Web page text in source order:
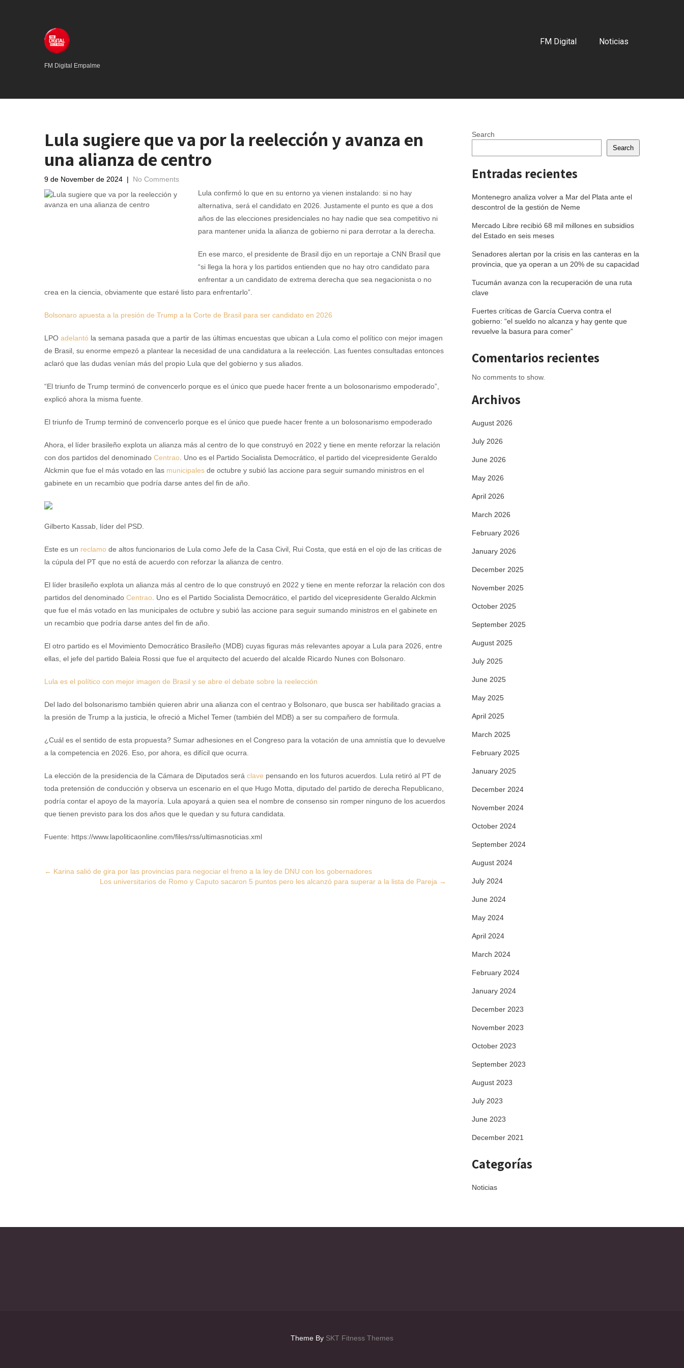
FM Digital Empalme
FM Digital Noticias
Lula sugiere que va por la reelección y avanza en
una alianza de centro
9 de November de 2024 | No Comments
Lula confirmó lo que en su entorno ya vienen instalando: si no hay
alternativa, será el candidato en 2026. Justamente el punto es que a dos
años de las elecciones presidenciales no hay nadie que sea competitivo ni
para mantener unida la alianza de gobierno ni para derrotar a la derecha.
En ese marco, el presidente de Brasil dijo en un reportaje a CNN Brasil que
“si llega la hora y los partidos entienden que no hay otro candidato para
enfrentar a un candidato de extrema derecha que sea negacionista o no
crea en la ciencia, obviamente que estaré listo para enfrentarlo”.
Bolsonaro apuesta a la presión de Trump a la Corte de Brasil para ser candidato en 2026
LPO adelantó la semana pasada que a partir de las últimas encuestas que ubican a Lula como el político con mejor imagen
de Brasil, su enorme empezó a plantear la necesidad de una candidatura a la reelección. Las fuentes consultadas entonces
aclaró que las dudas venían más del propio Lula que del gobierno y sus aliados.
“El triunfo de Trump terminó de convencerlo porque es el único que puede hacer frente a un bolosonarismo empoderado”,
explicó ahora la misma fuente.
El triunfo de Trump terminó de convencerlo porque es el único que puede hacer frente a un bolosonarismo empoderado
Ahora, el líder brasileño explota un alianza más al centro de lo que construyó en 2022 y tiene en mente reforzar la relación
con dos partidos del denominado Centrao . Uno es el Partido Socialista Democrático, el partido del vicepresidente Geraldo
Alckmin que fue el más votado en las municipales de octubre y subió las accione para seguir sumando ministros en el
gabinete en un recambio que podría darse antes del fin de año.
Gilberto Kassab, líder del PSD.
Este es un reclamo de altos funcionarios de Lula como Jefe de la Casa Civil, Rui Costa, que está en el ojo de las criticas de
la cúpula del PT que no está de acuerdo con reforzar la alianza de centro.
El líder brasileño explota un alianza más al centro de lo que construyó en 2022 y tiene en mente reforzar la relación con dos
partidos del denominado Centrao . Uno es el Partido Socialista Democrático, el partido del vicepresidente Geraldo Alckmin
que fue el más votado en las municipales de octubre y subió las accione para seguir sumando ministros en el gabinete en
un recambio que podría darse antes del fin de año.
El otro partido es el Movimiento Democrático Brasileño (MDB) cuyas figuras más relevantes apoyar a Lula para 2026, entre
ellas, el jefe del partido Baleia Rossi que fue el arquitecto del acuerdo del alcalde Ricardo Nunes con Bolsonaro.
Lula es el político con mejor imagen de Brasil y se abre el debate sobre la reelección
Del lado del bolsonarismo también quieren abrir una alianza con el centrao y Bolsonaro, que busca ser habilitado gracias a
la presión de Trump a la justicia, le ofreció a Michel Temer (también del MDB) a ser su compañero de formula.
¿Cuál es el sentido de esta propuesta? Sumar adhesiones en el Congreso para la votación de una amnistía que lo devuelve
a la competencia en 2026. Eso, por ahora, es difícil que ocurra.
La elección de la presidencia de la Cámara de Diputados será clave pensando en los futuros acuerdos. Lula retiró al PT de
toda pretensión de conducción y observa un escenario en el que Hugo Motta, diputado del partido de derecha Republicano,
podría contar el apoyo de la mayoría. Lula apoyará a quien sea el nombre de consenso sin romper ninguno de los acuerdos
que tienen previsto para los dos años que le quedan y su futura candidata.
Fuente: https://www.lapoliticaonline.com/files/rss/ultimasnoticias.xml
Post
← Karina salió de gira por las provincias para negociar el freno a la ley de DNU con los gobernadores
Los universitarios de Romo y Caputo sacaron 5 puntos pero les alcanzó para superar a la lista de Pareja →
Search
Search
Entradas recientes
Montenegro analiza volver a Mar del Plata ante el
descontrol de la gestión de Neme
Mercado Libre recibió 68 mil millones en subsidios
del Estado en seis meses
Senadores alertan por la crisis en las canteras en la
provincia, que ya operan a un 20% de su capacidad
Tucumán avanza con la recuperación de una ruta
clave
Fuertes críticas de García Cuerva contra el
gobierno: “el sueldo no alcanza y hay gente que
revuelve la basura para comer”
Comentarios recientes
No comments to show.
Archivos
August 2026
July 2026
June 2026
May 2026
April 2026
March 2026
February 2026
January 2026
December 2025
November 2025
October 2025
September 2025
August 2025
July 2025
June 2025
May 2025
April 2025
March 2025
February 2025
January 2025
December 2024
November 2024
October 2024
September 2024
August 2024
July 2024
June 2024
May 2024
April 2024
March 2024
February 2024
January 2024
December 2023
November 2023
October 2023
September 2023
August 2023
July 2023
June 2023
December 2021
Categorías
Noticias
Theme By SKT Fitness Themes